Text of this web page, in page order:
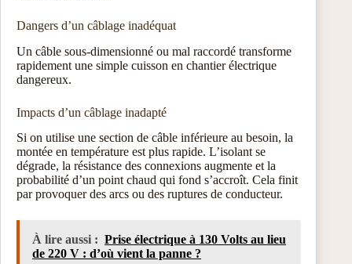
Dangers d’un câblage inadéquat
Un câble sous-dimensionné ou mal raccordé transforme
rapidement une simple cuisson en chantier électrique
dangereux.
Impacts d’un câblage inadapté
Si on utilise une section de câble inférieure au besoin, la
montée en température est plus rapide. L’isolant se
dégrade, la résistance des connexions augmente et la
probabilité d’un point chaud qui fond s’accroît. Cela finit
par provoquer des arcs ou des ruptures de conducteur.
À lire aussi : Prise électrique à 130 Volts au lieu
de 220 V : d’où vient la panne ?